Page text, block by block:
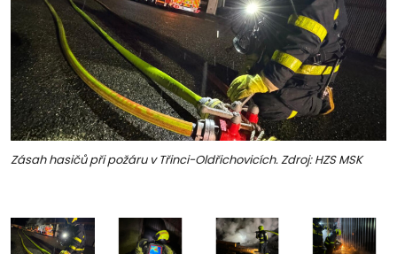
Zásah hasičů při požáru v Třinci-Oldřichovicích. Zdroj: HZS MSK